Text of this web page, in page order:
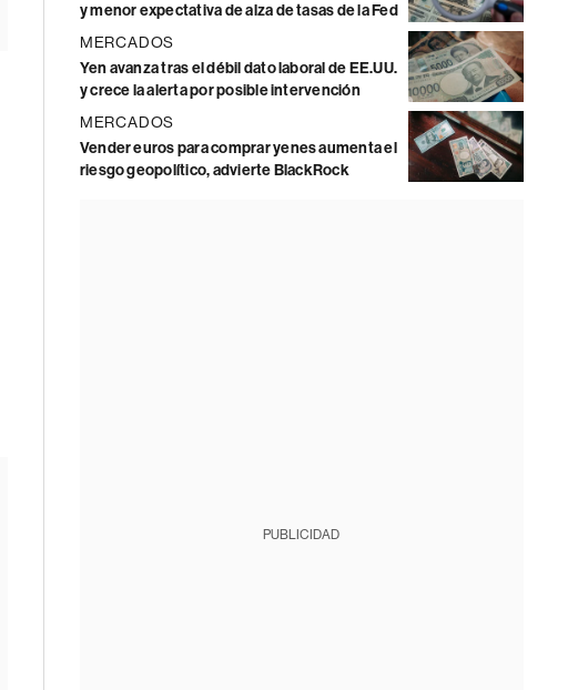
y menor expectativa de alza de tasas de la Fed
MERCADOS
Yen avanza tras el débil dato laboral de EE.UU.
y crece la alerta por posible intervención
MERCADOS
Vender euros para comprar yenes aumenta el
riesgo geopolítico, advierte BlackRock
PUBLICIDAD